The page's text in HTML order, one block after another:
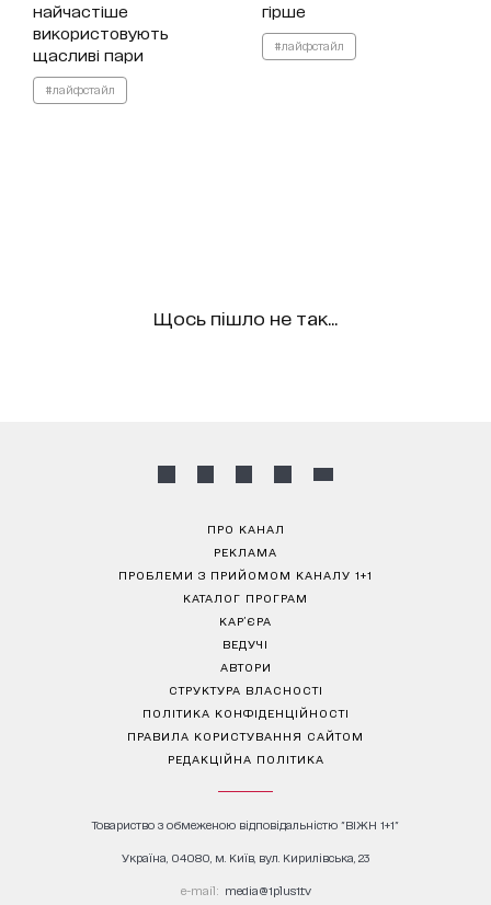
найчастіше
використовують
щасливі пари
#лайфстайл
гірше
#лайфстайл
Щось пішло не так...
ПРО КАНАЛ
РЕКЛАМА
ПРОБЛЕМИ З ПРИЙОМОМ КАНАЛУ 1+1
КАТАЛОГ ПРОГРАМ
КАР’ЄРА
ВЕДУЧІ
АВТОРИ
СТРУКТУРА ВЛАСНОСТІ
ПОЛІТИКА КОНФІДЕНЦІЙНОСТІ
ПРАВИЛА КОРИСТУВАННЯ САЙТОМ
РЕДАКЦІЙНА ПОЛІТИКА
Товариство з обмеженою відповідальністю "ВІЖН 1+1"
Україна, 04080, м. Київ, вул. Кирилівська, 23
е-mail: media@1plus1.tv